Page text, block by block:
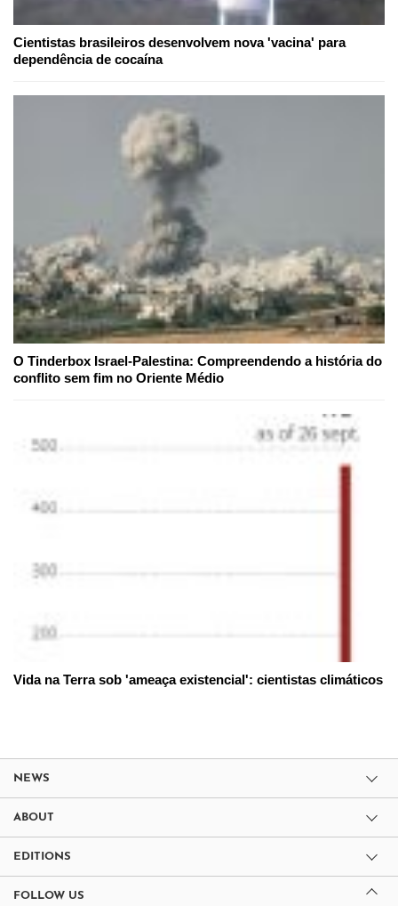
Cientistas brasileiros desenvolvem nova 'vacina' para
dependência de cocaína
O Tinderbox Israel-Palestina: Compreendendo a história do
conflito sem fim no Oriente Médio
Vida na Terra sob 'ameaça existencial': cientistas climáticos
NEWS
ABOUT
EDITIONS
FOLLOW US